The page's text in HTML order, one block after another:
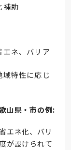
補助
ネ、バリア
特性に応じ
山県・市の例:
エネ化、バリ
が設けられて